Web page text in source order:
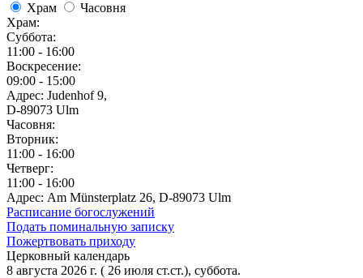
Храм
Часовня
Храм:
Суббота:
11:00 - 16:00
Воскресение:
09:00 - 15:00
Адрес: Judenhof 9,
D-89073 Ulm
Часовня:
Вторник:
11:00 - 16:00
Четверг:
11:00 - 16:00
Адрес: Am Münsterplatz 26, D-89073 Ulm
Расписание богослужений
Подать поминальную записку
Пожертвовать приходу
Церковный календарь
8 августа 2026 г. ( 26 июля ст.ст.), суббота.